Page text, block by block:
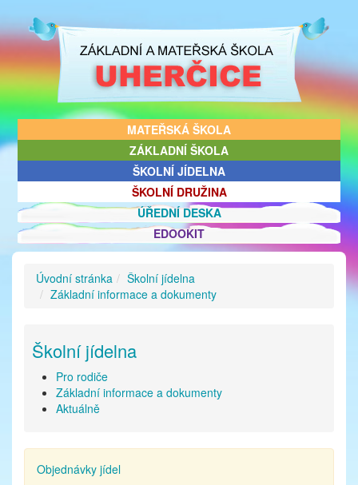
MATEŘSKÁ ŠKOLA
ZÁKLADNÍ ŠKOLA
ŠKOLNÍ JÍDELNA
ŠKOLNÍ DRUŽINA
ÚŘEDNÍ DESKA
EDOOKIT
Úvodní stránka
Školní jídelna
Základní informace a dokumenty
Školní jídelna
Pro rodiče
Základní informace a dokumenty
Aktuálně
Objednávky jídel